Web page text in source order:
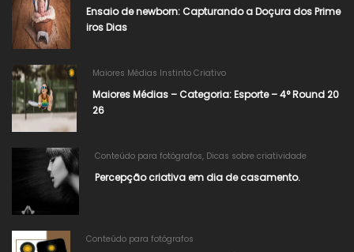
Ensaio de newborn: Capturando a Doçura dos Prime
iros Dias
Maiores Médias Instinto Criativo
Maiores Médias – Categoria: Esporte – 4° Round 20
26​
Conteúdo para fotógrafos, Dicas sobre criatividade
Percepção criativa em dia de casamento.
Conteúdo para fotógrafos